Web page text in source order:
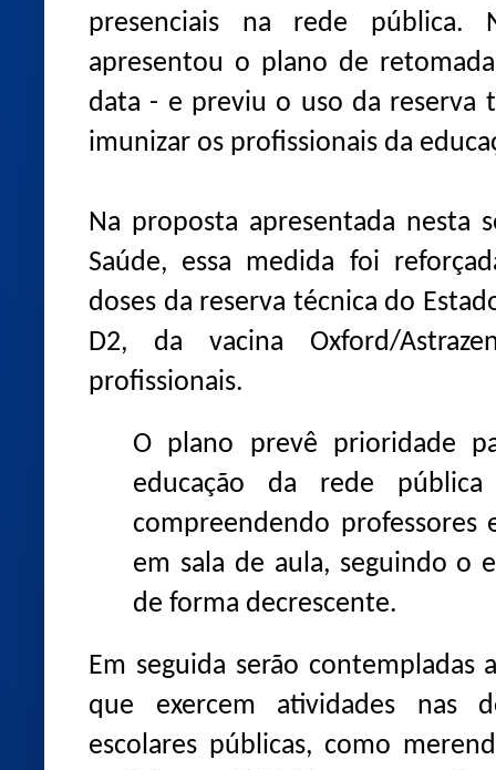
presenciais na rede pública.
apresentou o plano de
data - e previu o uso da reserva
imunizar os profissionais da
Na proposta apresentada nesta
Saúde, essa medida foi
doses da reserva técnica do
D2, da vacina Oxford/
profissionais.
O plano prevê prioridade
educação da rede
compreendendo professores
em sala de aula, seguindo o
de forma decrescente.
Em seguida serão contempladas
que exercem atividades nas
escolares públicas, como